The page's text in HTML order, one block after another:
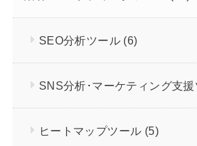
SEO分析ツール (6)
SNS分析･マーケティング支
ヒートマップツール (5)